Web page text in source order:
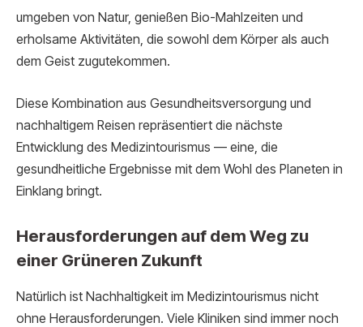
umgeben von Natur, genießen Bio-Mahlzeiten und
erholsame Aktivitäten, die sowohl dem Körper als auch
dem Geist zugutekommen.
Diese Kombination aus Gesundheitsversorgung und
nachhaltigem Reisen repräsentiert die nächste
Entwicklung des Medizintourismus — eine, die
gesundheitliche Ergebnisse mit dem Wohl des Planeten in
Einklang bringt.
Herausforderungen auf dem Weg zu
einer Grüneren Zukunft
Natürlich ist Nachhaltigkeit im Medizintourismus nicht
ohne Herausforderungen. Viele Kliniken sind immer noch